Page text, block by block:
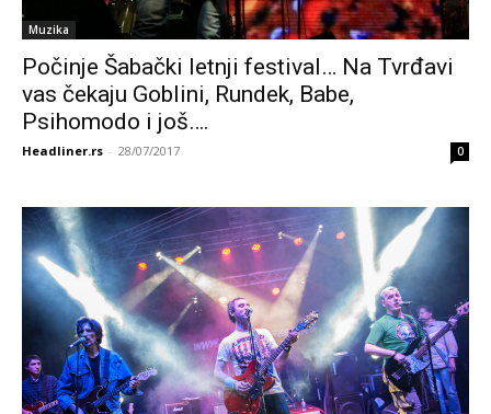
Muzika
Počinje Šabački letnji festival… Na Tvrđavi
vas čekaju Goblini, Rundek, Babe,
Psihomodo i još….
Headliner.rs - 28/07/2017 0